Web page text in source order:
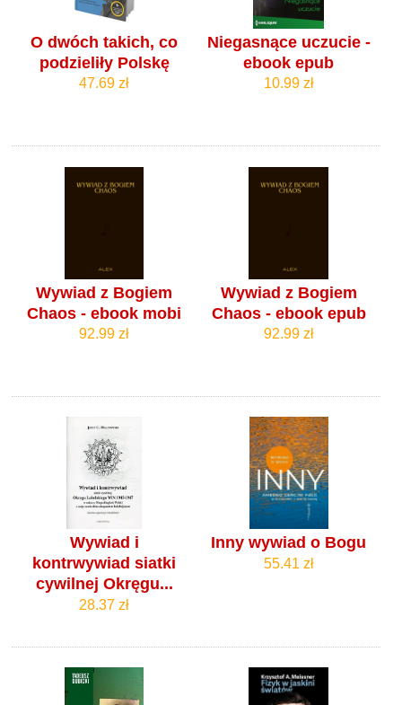
O dwóch takich, co
podzieliły Polskę
47.69 zł
Niegasnące uczucie -
ebook epub
10.99 zł
Wywiad z Bogiem
Chaos - ebook mobi
92.99 zł
Wywiad z Bogiem
Chaos - ebook epub
92.99 zł
Wywiad i
kontrwywiad siatki
cywilnej Okręgu...
28.37 zł
Inny wywiad o Bogu
55.41 zł